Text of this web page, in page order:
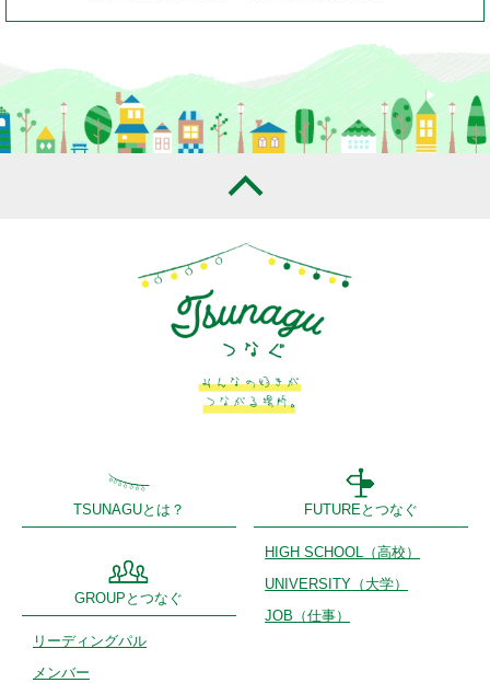
TSUNAGUとは？
GROUPとつなぐ
リーディングパル
メンバー
FUTUREとつなぐ
HIGH SCHOOL （高校）
UNIVERSITY （大学）
JOB（仕事）